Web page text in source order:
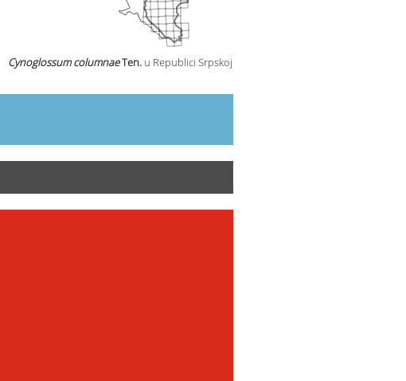
Cynoglossum columnaeTen. u Republici Srpskoj